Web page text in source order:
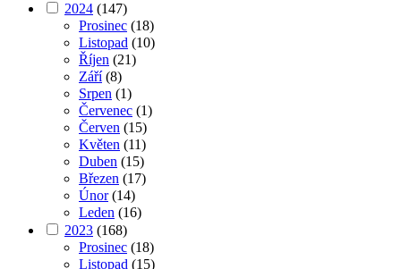
2024 (147)
Prosinec (18)
Listopad (10)
Říjen (21)
Září(8)
Srpen (1)
Červenec (1)
Červen (15)
Květen (11)
Duben (15)
Březen (17)
Únor(14)
Leden (16)
2023 (168)
Prosinec (18)
Listopad (15)